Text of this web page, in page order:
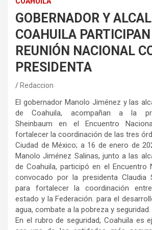
GOBERNADOR Y
COAHUILA PARTICIPAN
REUNIÓN NACIONAL
PRESIDENTA
Redaccion
El gobernador Manolo Jiménez y las
de Coahuila, acompañan a la
Sheinbaum en el Encuentro
fortalecer la coordinación de las tres
Ciudad de México; a 16 de enero de
Manolo Jiménez Salinas, junto a las
de Coahuila, participó en el Encuentro
convocado por la presidenta Claudia
para fortalecer la coordinación
estado y la Federación. para el
agua, combate a la pobreza y seguridad.
En el rubro de seguridad, Coahuila es